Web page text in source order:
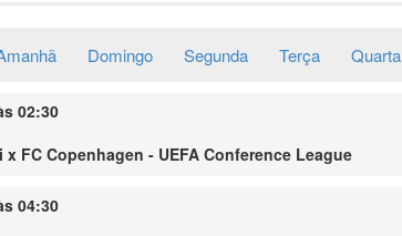
Domingo Segunda Terça Quarta
02:30
x FC Copenhagen - UEFA Conference League
04:30